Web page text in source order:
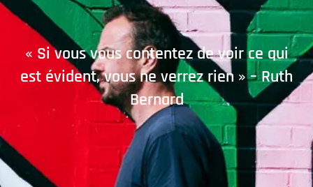
« Si vous vous contentez de voir ce qui
est évident, vous ne verrez rien » – Ruth
Bernard